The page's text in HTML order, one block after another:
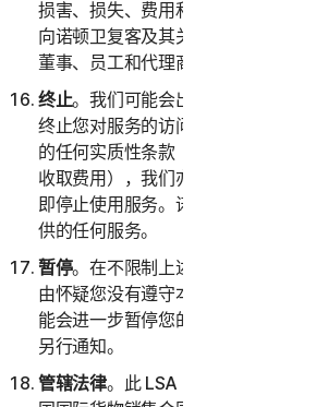
损害、损失、费用和开支（包括但不
向诺顿卫复客及其关联公司（及其各
董事、员工和代理商）提供赔偿并使
终止。我们可能会出于任何原因或在
终止您对服务的访问和使用；或者，
的任何实质性条款（包括我们无法通
收取费用），我们亦会采取相同操作
即停止使用服务。诺顿卫复客可以随
供的任何服务。
暂停。在不限制上述规定的前提下，
由怀疑您没有遵守本 LSA 的任何规
能会进一步暂停您的帐户或您对服务
另行通知。
管辖法律。此 LSA 以新加坡法律为